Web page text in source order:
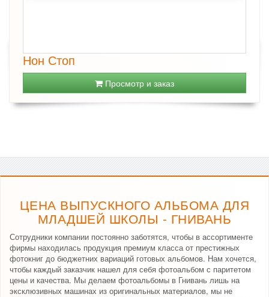
Нон Стоп
Просмотр и заказ
ЦЕНА ВЫПУСКНОГО АЛЬБОМА ДЛЯ
МЛАДШЕЙ ШКОЛЫ - ГНИВАНЬ
Сотрудники компании постоянно заботятся, чтобы в ассортименте
фирмы находилась продукция премиум класса от престижных
фотокниг до бюджетних вариаций готовых альбомов. Нам хочется,
чтобы каждый заказчик нашел для себя фотоальбом с паритетом
цены и качества. Мы делаем фотоальбомы в Гнивань лишь на
эксклюзивных машинах из оригинальных материалов, мы не